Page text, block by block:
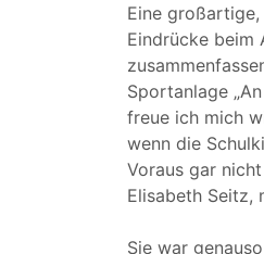
Eine
Eindrücke beim
Sportanlage
freue ich mich
wenn die
Voraus gar
Elisabeth Seitz,
Sie war